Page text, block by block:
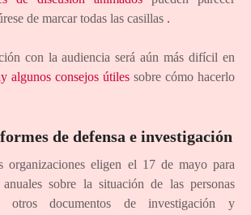
de marcar todas las casillas .
con la audiencia será aún más difícil en
algunos consejos útiles sobre cómo hacerlo
de defensa e investigación
organizaciones eligen el 17 de mayo para
sobre la situación de las personas
documentos de investigación y